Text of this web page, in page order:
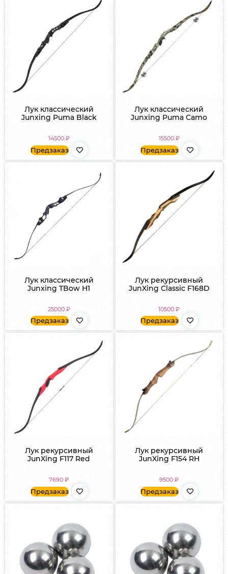
Лук классический
Junxing Puma Black
14500 ₽
Предзаказ
Лук классический
Junxing Puma Camo
15500 ₽
Предзаказ
Лук классический
Junxing TBow H1
25000 ₽
Предзаказ
Лук рекурсивный
JunXing Classic F168D
10500₽
Предзаказ
Лук рекурсивный
JunXing F117 Red
7690₽
Предзаказ
Лук рекурсивный
JunXing F154 RH
9500₽
Предзаказ